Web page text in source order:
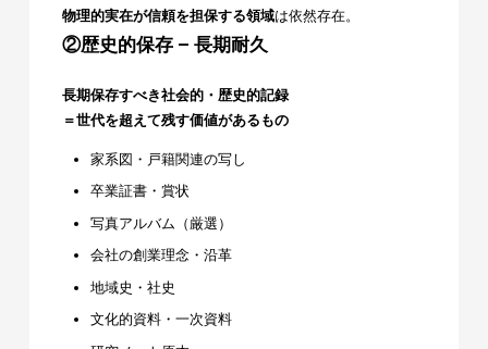
物理的実在が信頼を担保する領域は依然存在。
②歴史的保存 – 長期耐久
長期保存すべき社会的・歴史的記録
＝世代を超えて残す価値があるもの
家系図・戸籍関連の写し
卒業証書・賞状
写真アルバム（厳選）
会社の創業理念・沿革
地域史・社史
文化的資料・一次資料